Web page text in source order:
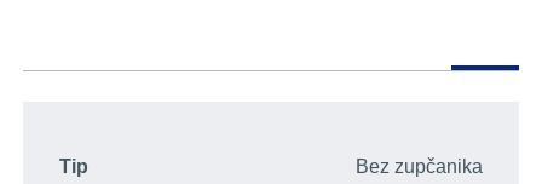
Tip Bez zupčanika